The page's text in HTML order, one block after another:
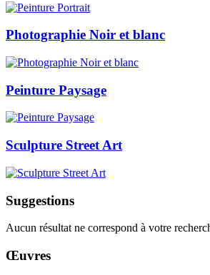
Photographie Noir et blanc
Peinture Paysage
Sculpture Street Art
Suggestions
Aucun résultat ne correspond à votre
Œuvres